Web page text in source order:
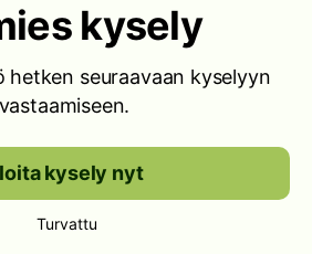
kysely
hetken seuraavaan kyselyyn
vastaamiseen.
kysely nyt
Turvattu